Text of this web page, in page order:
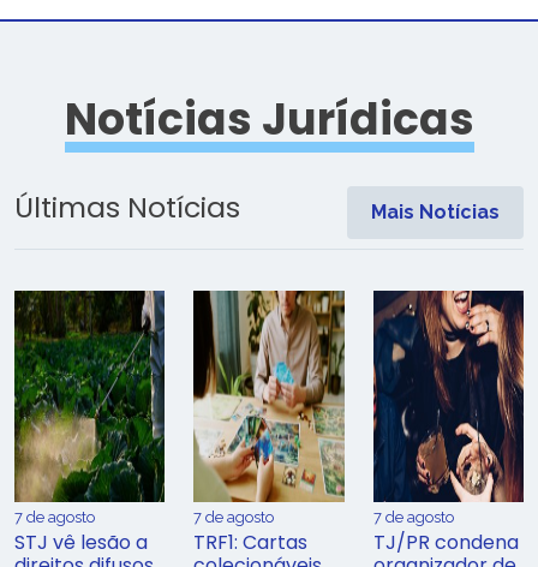
Notícias Jurídicas
Últimas Notícias Mais Notícias
7 de agosto
STJ vê lesão a
7 de agosto
TRF1: Cartas
7 de agosto
TJ/PR condena